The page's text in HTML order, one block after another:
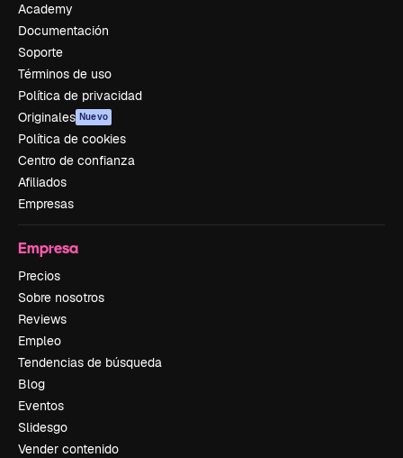
Academy
Documentación
Soporte
Términos de uso
Política de privacidad
Originales Nuevo
Política de cookies
Centro de confianza
Afiliados
Empresas
Empresa
Precios
Sobre nosotros
Reviews
Empleo
Tendencias de búsqueda
Blog
Eventos
Slidesgo
Vender contenido